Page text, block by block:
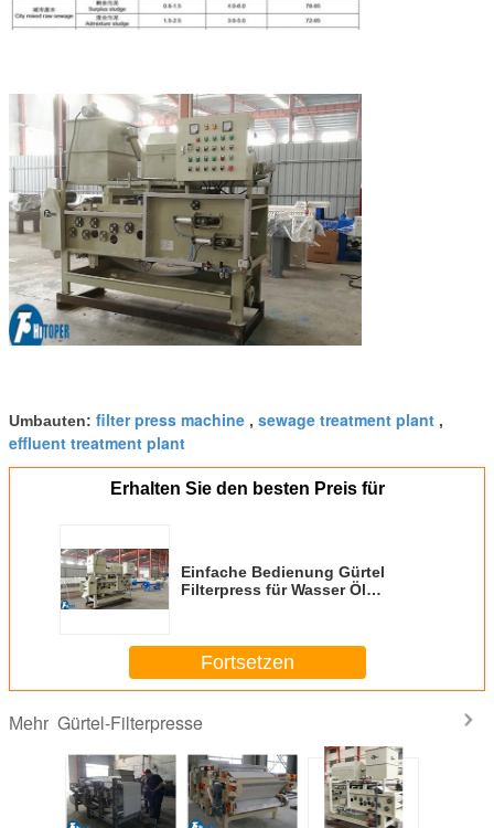
Umbauten: filter press machine , sewage treatment plant ,
effluent treatment plant
Erhalten Sie den besten Preis für
Einfache Bedienung Gürtel
Filterpress für Wasser Öl
Fortsetzen
Mehr Gürtel-Filterpresse